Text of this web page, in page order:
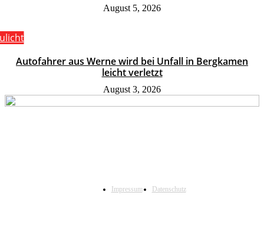
August 5, 2026
Autofahrer aus Werne wird bei Unfall in Bergkamen
leicht verletzt
August 3, 2026
Impressum Datenschutz